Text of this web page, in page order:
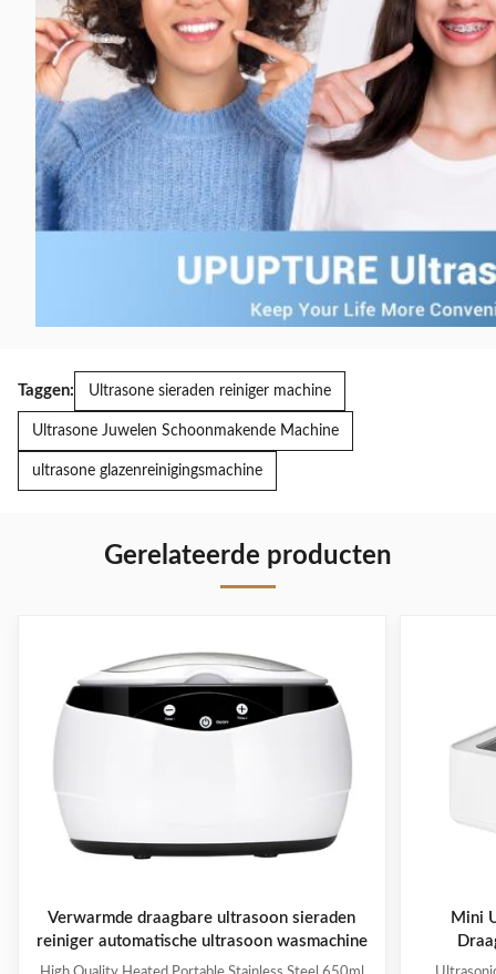
Taggen: Ultrasone sieraden reiniger machine
Ultrasone Juwelen Schoonmakende Machine
ultrasone glazenreinigingsmachine
Gerelateerde producten
Verwarmde draagbare ultrasoon sieraden
reiniger automatische ultrasoon wasmachine
Mini